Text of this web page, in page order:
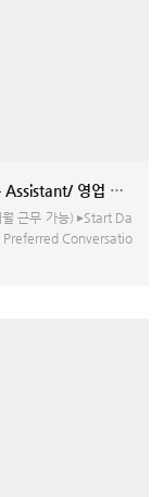
Assistant/ 영업
근무 가능) ▸Start Da
Conversatio